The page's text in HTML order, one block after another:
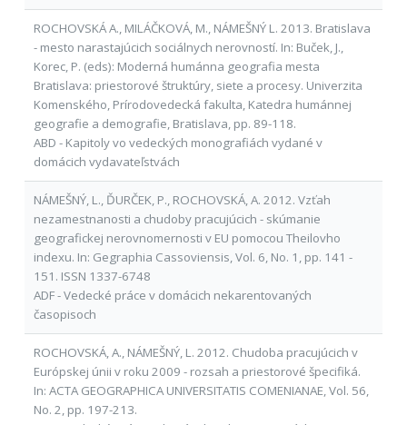
ROCHOVSKÁ A., MILÁČKOVÁ, M., NÁMEŠNÝ L. 2013. Bratislava
- mesto narastajúcich sociálnych nerovností. In: Buček, J.,
Korec, P. (eds): Moderná humánna geografia mesta
Bratislava: priestorové štruktúry, siete a procesy. Univerzita
Komenského, Prírodovedecká fakulta, Katedra humánnej
geografie a demografie, Bratislava, pp. 89-118.
ABD - Kapitoly vo vedeckých monografiách vydané v
domácich vydavateľstvách
NÁMEŠNÝ, L., ĎURČEK, P., ROCHOVSKÁ, A. 2012. Vzťah
nezamestnanosti a chudoby pracujúcich - skúmanie
geografickej nerovnomernosti v EU pomocou Theilovho
indexu. In: Gegraphia Cassoviensis, Vol. 6, No. 1, pp. 141 -
151. ISSN 1337-6748
ADF - Vedecké práce v domácich nekarentovaných
časopisoch
ROCHOVSKÁ, A., NÁMEŠNÝ, L. 2012. Chudoba pracujúcich v
Európskej únii v roku 2009 - rozsah a priestorové špecifiká.
In: ACTA GEOGRAPHICA UNIVERSITATIS COMENIANAE, Vol. 56,
No. 2, pp. 197-213.